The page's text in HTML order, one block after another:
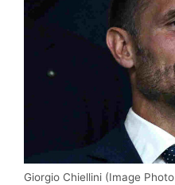
Giorgio Chiellini (Image